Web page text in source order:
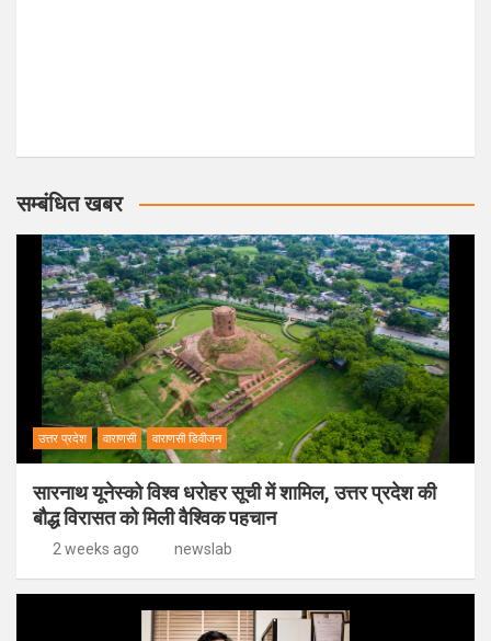
सम्बंधित खबर
उत्तर प्रदेश वाराणसी वाराणसी डिवीजन
सारनाथ यूनेस्को विश्व धरोहर सूची में शामिल, उत्तर प्रदेश की
बौद्ध विरासत को मिली वैश्विक पहचान
2 weeks ago newslab